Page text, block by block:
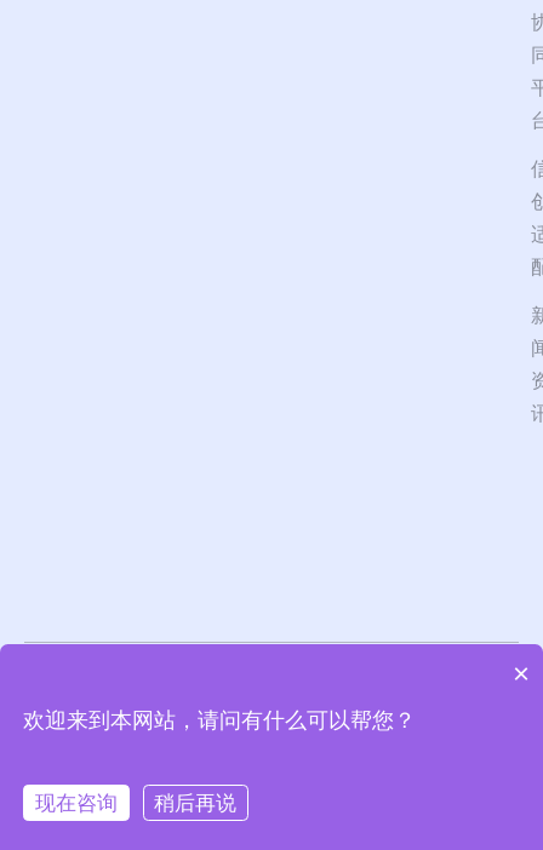
术有限公司 版权所
隐私政策
服务协议
京公网安备11010802045297号
×
欢迎来到本网站，请问有什么可以帮您？
现在咨询 稍后再说